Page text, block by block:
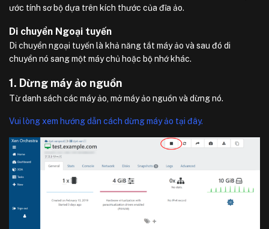
ước tính sơ bộ dựa trên kích thước của đĩa ảo.
Di chuyển Ngoại tuyến
Di chuyển ngoại tuyến là khả năng tắt máy ảo và sau đó di
chuyển nó sang một máy chủ hoặc bộ nhớ khác.
1. Dừng máy ảo nguồn
Từ danh sách các máy ảo, mở máy ảo nguồn và dừng nó.
Vui lòng xem hướng dẫn cách dừng máy ảo tại đây.